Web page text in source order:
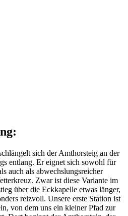
sich der Amthorsteig an der
entlang. Er eignet sich sowohl für
auch als abwechslungsreicher
Zwar ist diese Variante im
über die Eckkapelle etwas länger,
reizvoll. Unsere erste Station ist
von dem uns ein kleiner Pfad zur